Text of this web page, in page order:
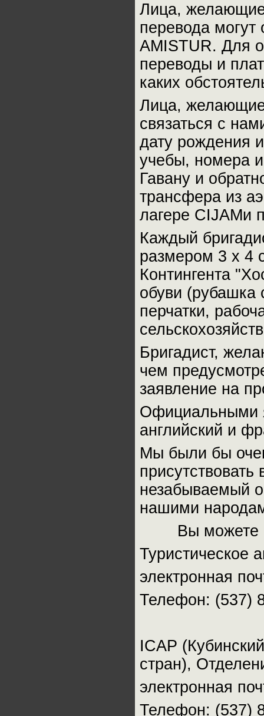
Лица, желающие
перевода могут
AMISTUR. Для
переводы и
каких
Лица, желающие
связаться с
дату рождения
учебы, номера
Гавану и
трансфера из
лагере CIJAMи
Каждый
размером 3 х 4
Контингента
обуви
перчатки,
Бригадист,
чем
заявление на
Официальными
английский и
Мы были бы
присутствовать
незабываемый
нашими
Вы можете
Туристическое
электронная
Телефон: (537)
ICAP
стран),
электронная
Телефон: (537)